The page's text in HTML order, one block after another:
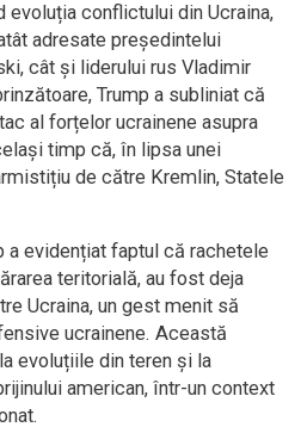
conflictului din Ucraina,
adresate președintelui
cât și liderului rus Vladimir
Trump a subliniat că
al forțelor ucrainene asupra
timp că, în lipsa unei
de către Kremlin, Statele
a evidențiat faptul că rachetele
teritorială, au fost deja
Ucraina, un gest menit să
ucrainene. Această
evoluțiile din teren și la
american, într-un context